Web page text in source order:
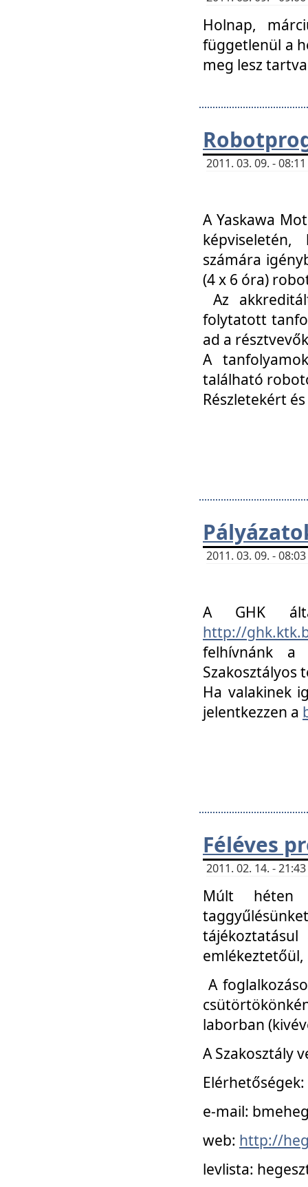
Holnap,
függetlenül a
meg lesz
2011. 03. 09. -
A Yaskawa
számára
(4 x 6 óra)
Az
folytatott
ad a
A
található
Részletekért
2011. 03. 09. -
A GHK
http://
felhívnánk a
Szakosztályos
Ha valakinek
jelentkezzen a
Féléves
2011. 02. 14. -
Múlt héten
emlékeztetőül,
A
laborban
A Szakosztály
Elérhetőségek:
e-mail:
web: http://
levlista: